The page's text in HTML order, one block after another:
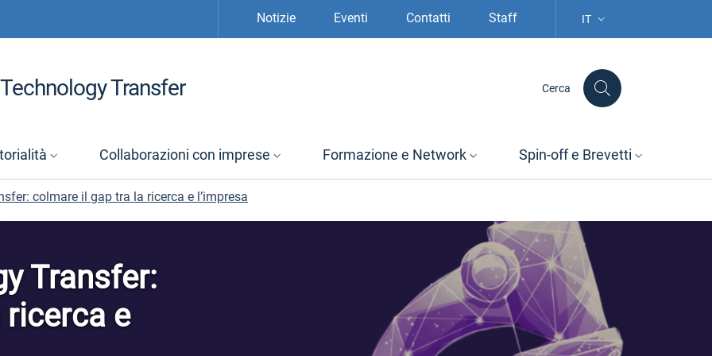
Notizie Eventi Contatti Staff
SELEZIONE LINGUA:
IT
Transfer Cerca
Collaborazioni con imprese Formazione e Network Spin-off e Brevetti
colmare il gap tra la ricerca e l’impresa
Transfer:
e